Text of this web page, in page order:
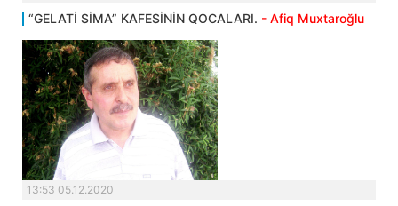
“GELATİ SİMA” KAFESİNİN QOCALARI. - Afiq Muxtaroğlu
13:53 05.12.2020